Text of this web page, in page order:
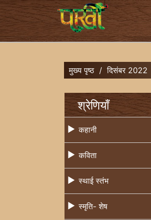
मुख्य पृष्ठ / दिसंबर 2022
श्रेणियाँ
कहानी
कविता
स्थाई स्तंभ
स्मृति- शेष